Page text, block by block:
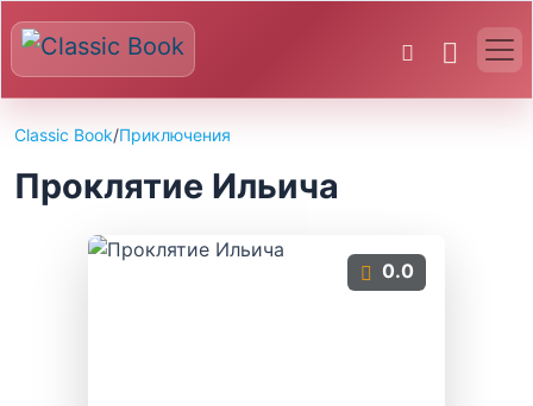
Classic Book/Приключения
Проклятие Ильича
0.0